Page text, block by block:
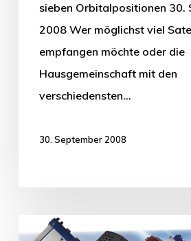
sieben Orbitalpositionen 30.
2008 Wer möglichst viel
empfangen möchte oder die
Hausgemeinschaft mit den
verschiedensten…
30. September 2008